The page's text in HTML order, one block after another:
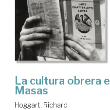
La cultura obrera
Masas
Hoggart, Richard